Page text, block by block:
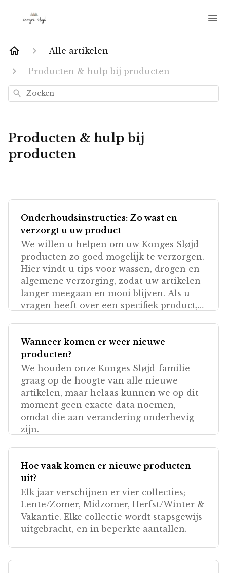
Alle artikelen
Producten & hulp bij producten
Zoeken
Producten & hulp bij
producten
Onderhoudsinstructies: Zo wast en
verzorgt u uw product
We willen u helpen om uw Konges Sløjd-
producten zo goed mogelijk te verzorgen.
Hier vindt u tips voor wassen, drogen en
algemene verzorging, zodat uw artikelen
langer meegaan en mooi blijven. Als u
vragen heeft over een specifiek product,
Wanneer komen er weer nieuwe
producten?
We houden onze Konges Sløjd-familie
graag op de hoogte van alle nieuwe
artikelen, maar helaas kunnen we op dit
moment geen exacte data noemen,
omdat die aan verandering onderhevig
zijn.
Hoe vaak komen er nieuwe producten
uit?
Elk jaar verschijnen er vier collecties;
Lente/Zomer, Midzomer, Herfst/Winter &
Vakantie. Elke collectie wordt stapsgewijs
uitgebracht, en in beperkte aantallen.